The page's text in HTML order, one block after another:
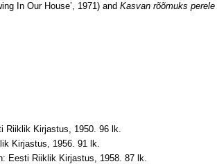
In Our House’, 1971) and Kasvan rõõmuks perele
Riiklik Kirjastus, 1950. 96 lk.
Kirjastus, 1956. 91 lk.
Eesti Riiklik Kirjastus, 1958. 87 lk.